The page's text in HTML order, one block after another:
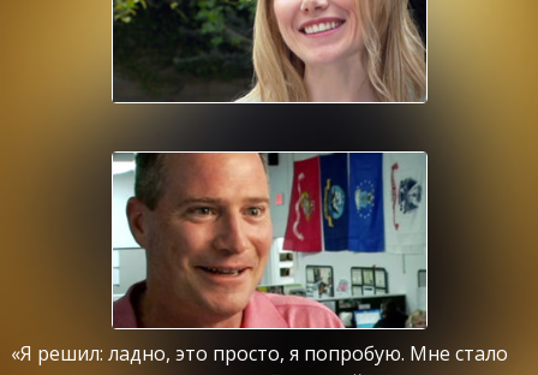
«Я решил: ладно, это просто, я попробую. Мне стало